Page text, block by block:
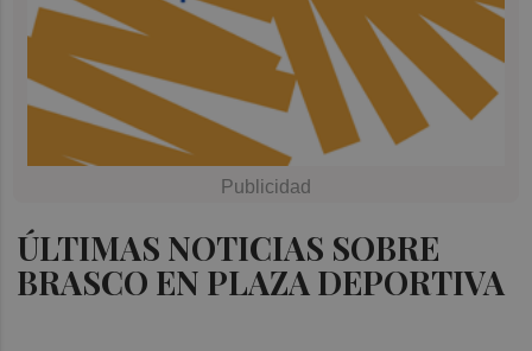
ÚLTIMAS NOTICIAS SOBRE
BRASCO EN PLAZA DEPORTIVA